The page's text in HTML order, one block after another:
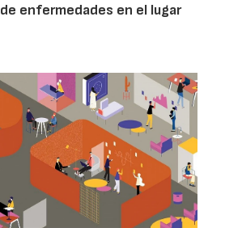
enfermedades en el lugar